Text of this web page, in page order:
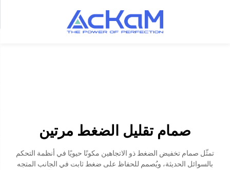
صمام تقليل الضغط مرتين
تمثّل صمام تخفيض الضغط ذو الاتجاهين مكونًا حيويًا في أنظمة التحكم
بالسوائل الحديثة، ويُصمم للحفاظ على ضغط ثابت في الجانب المتجه